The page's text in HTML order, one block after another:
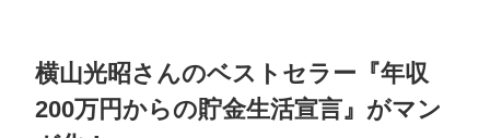
横山光昭さんのベストセラー『年収
200万円からの貯金生活宣言』がマン